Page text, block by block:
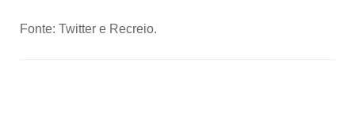
Fonte: Twitter e Recreio.